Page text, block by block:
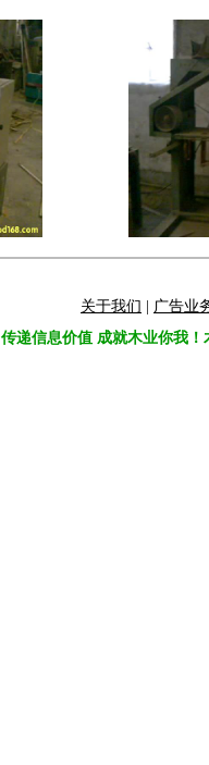
关于我们
广告业
传递信息价值 成就木业你我